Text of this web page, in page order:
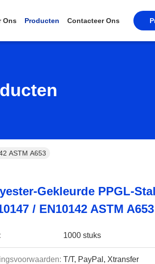
Ons Producten Contacteer Ons
ASTM A653
Gekleurde PPGL-
/ EN10142 ASTM A653
1000 stuks
T/T, PayPal, Xtransfer